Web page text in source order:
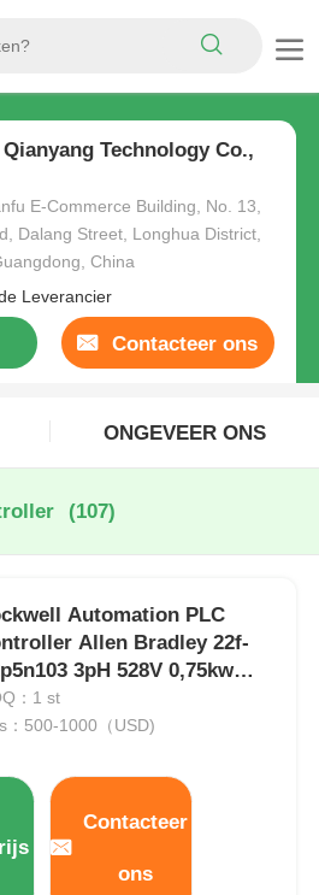
Technology Co.,
E-Commerce Building, No. 13,
Dalang Street, Longhua District,
China
Leverancier
Contacteer ons
ONGEVEER ONS
(107)
Automation PLC
Allen Bradley 22f-
3pH 528V 0,75kw
：1 st
：500-1000（USD)
Contacteer
ons